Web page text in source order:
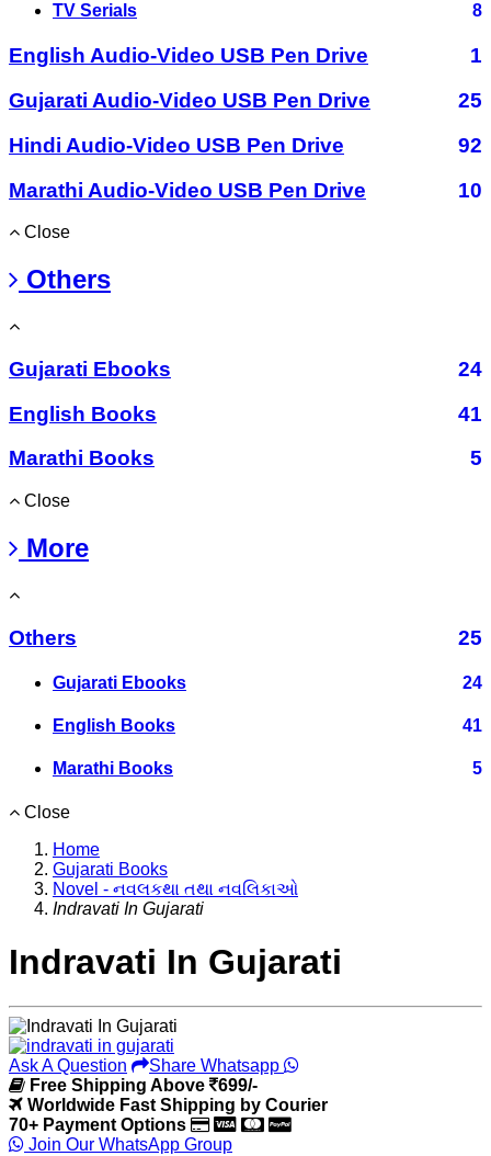
TV Serials 8
English Audio-Video USB Pen Drive
1
Gujarati Audio-Video USB Pen Drive
25
Hindi Audio-Video USB Pen Drive
92
Marathi Audio-Video USB Pen Drive
10
Close
Others
Gujarati Ebooks
24
English Books
41
Marathi Books
5
Close
More
Others 25
Gujarati Ebooks 24
English Books 41
Marathi Books 5
Close
Home
Gujarati Books
Novel - નવલકથા તથા નવલિકાઓ
Indravati In Gujarati
Indravati In Gujarati
Ask A Question
Share Whatsapp
Free Shipping Above
699/-
Worldwide Fast Shipping by Courier
70+ Payment Options
Join Our WhatsApp Group